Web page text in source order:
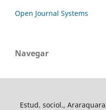
Open Journal Systems
Navegar
Estud. sociol.,